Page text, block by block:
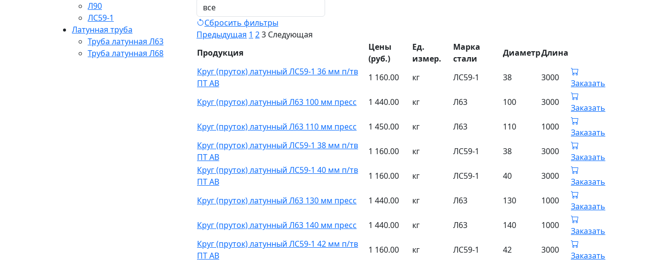
Л90
ЛС59-1
Латунная труба
Труба латунная Л63
Труба латунная Л68
Сбросить фильтры
Предыдущая 1 23 Следующая
Продукция
Цены
(руб.)
Ед.
измер.
Марка
стали
ДиаметрДлина
Круг (пруток) латунный ЛС59-1 36 мм п/тв
ПТ АВ
1 160.00 кг ЛС59-1 38 3000
Заказать
Круг (пруток) латунный Л63 100 мм пресс
1 440.00 кг Л63 100 3000
Заказать
Круг (пруток) латунный Л63 110 мм пресс
1 450.00 кг Л63 110 1000
Заказать
Круг (пруток) латунный ЛС59-1 38 мм п/тв
ПТ АВ
1 160.00 кг ЛС59-1 38 3000
Заказать
Круг (пруток) латунный ЛС59-1 40 мм п/тв
ПТ АВ
1 160.00 кг ЛС59-1 40 3000
Заказать
Круг (пруток) латунный Л63 130 мм пресс
1 440.00 кг Л63 130 1000
Заказать
Круг (пруток) латунный Л63 140 мм пресс
1 440.00 кг Л63 140 1000
Заказать
Круг (пруток) латунный ЛС59-1 42 мм п/тв
ПТ АВ
1 160.00 кг ЛС59-1 42 3000
Заказать